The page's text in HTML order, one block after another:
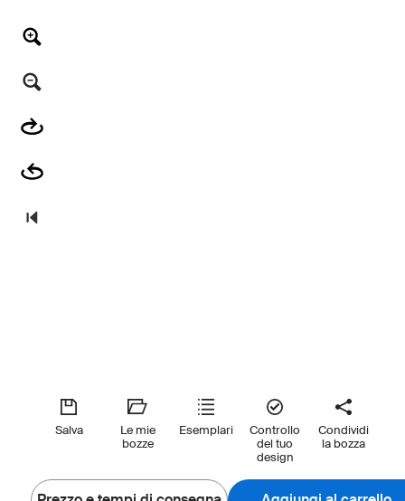
Salva
Le mie
bozze
Esemplari
Controllo
del tuo
design
Condividi
la bozza